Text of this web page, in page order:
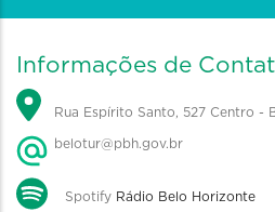
Informações de
Rua Espírito Santo, 527 Centro -
belotur@pbh.gov.br
Spotify Rádio Belo Horizonte